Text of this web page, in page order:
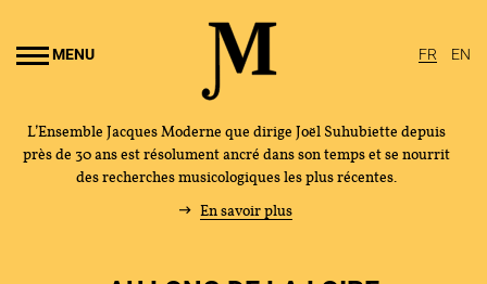
MENU FR EN
L’Ensemble Jacques Moderne que dirige Joël Suhubiette depuis
près de 30 ans est résolument ancré dans son temps et se nourrit
des recherches musicologiques les plus récentes.
En savoir plus